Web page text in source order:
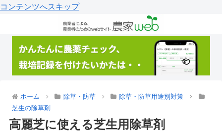
コンテンツへスキップ
ホーム 除草・防草
除草・防草用途別対策
芝生の除草剤
高麗芝に使える芝生用除草剤